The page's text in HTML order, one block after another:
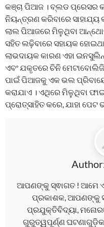
କଞ୍ଚା ପିଆଜ । ବ୍ଲଡ ପ୍ରେସର
ନିୟନ୍ତ୍ରଣ କରିବାରେ ସାହାଯ୍ୟ
ଲାଲ ପିଆଜରେ ମିଳୁଥିବା
ସହିତ ଲଢ଼ିବାରେ ସହାୟକ
ଲାଭଦାୟକ କାରଣ ଏହା
ଏବଂ ଯକୃତରେ ଚିନି
ପାଇଁ ପିଆଜକୁ ଏକ ଭଲ
କରାଯାଏ । ଏଥିରେ ମିଳୁଥିବା
ପ୍ରୋତ୍ସାହିତ କରେ, ଯାହା ପେଟ
ଆପଣଙ୍କୁ ସ୍ଵାଗତ ! ଆମେ
ପ୍ରକାଶକ, ଆପଣଙ୍କୁ
ପ୍ରଯୁକ୍ତିବିଦ୍ୟା,
ଗୁରୁତ୍ୱପୂର୍ଣ୍ଣ